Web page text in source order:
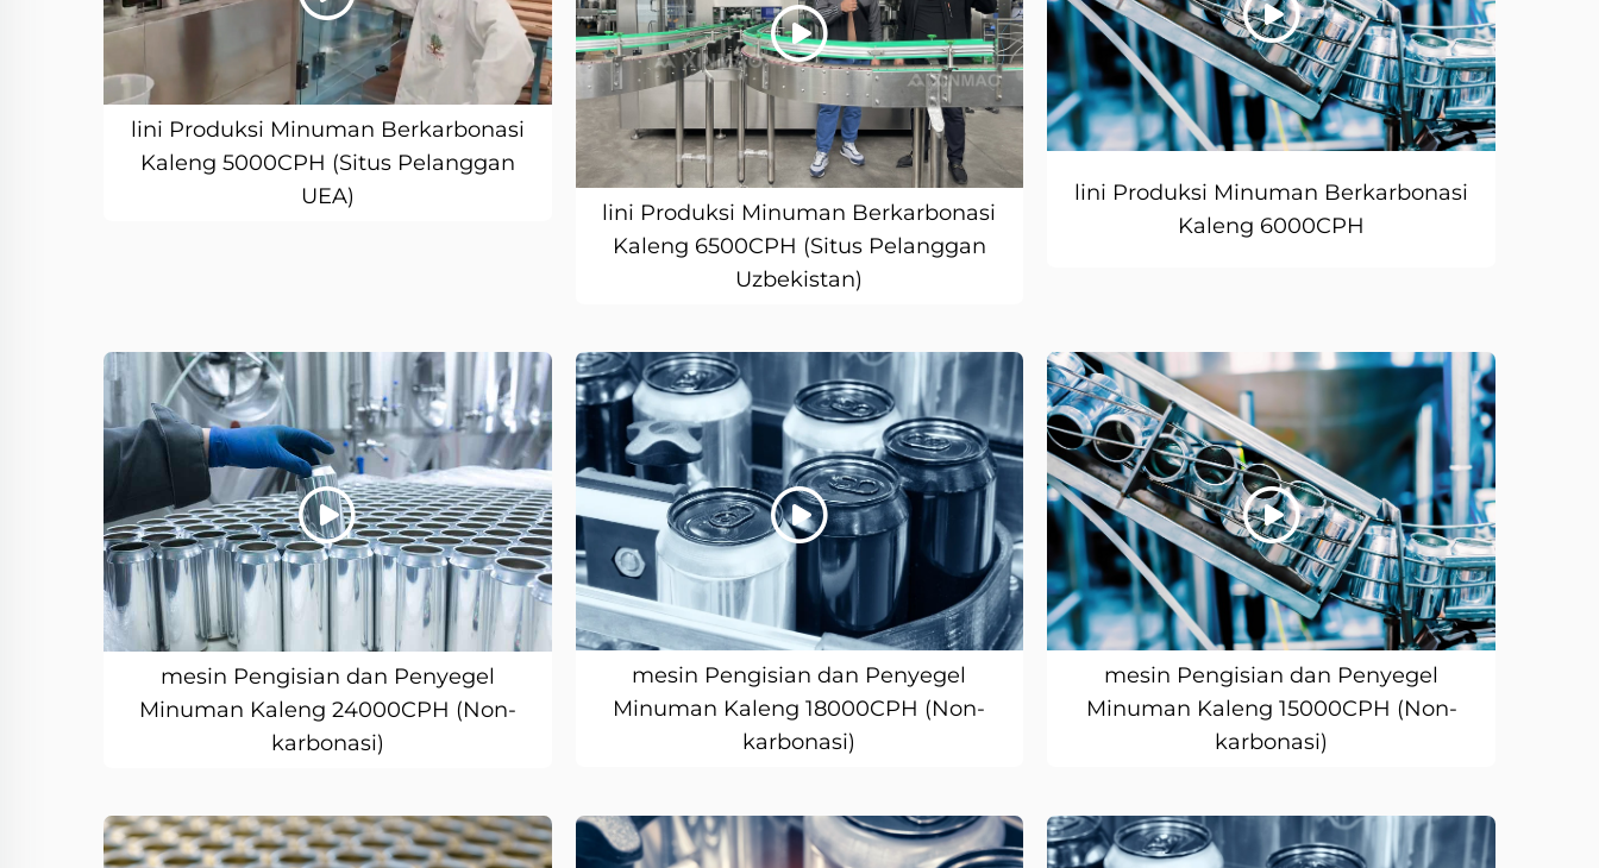
lini Produksi Minuman Berkarbonasi
Kaleng 5000CPH (Situs Pelanggan
UEA)
lini Produksi Minuman Berkarbonasi
Kaleng 6500CPH (Situs Pelanggan
Uzbekistan)
lini Produksi Minuman Berkarbonasi
Kaleng 6000CPH
mesin Pengisian dan Penyegel
Minuman Kaleng 24000CPH (Non-
karbonasi)
mesin Pengisian dan Penyegel
Minuman Kaleng 18000CPH (Non-
karbonasi)
mesin Pengisian dan Penyegel
Minuman Kaleng 15000CPH (Non-
karbonasi)